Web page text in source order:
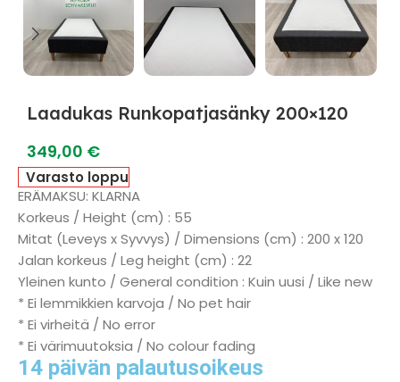
Laadukas Runkopatjasänky 200×120
349,00 €
Varasto loppu
ERÄMAKSU: KLARNA
Korkeus / Height (cm) : 55
Mitat (Leveys x Syvvys) / Dimensions (cm) : 200 x 120
Jalan korkeus / Leg height (cm) : 22
Yleinen kunto / General condition : Kuin uusi / Like new
* Ei lemmikkien karvoja / No pet hair
* Ei virheitä / No error
* Ei värimuutoksia / No colour fading
14 päivän palautusoikeus